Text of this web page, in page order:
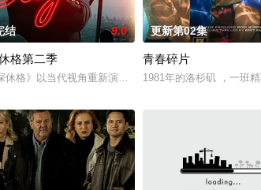
存下来，但记忆却已丧失，而地堡正从叛乱中恢复，并
结 9.0
格第二季
休格》以当代视角重新演绎了文学、电影和电视史上
更新第02集
青春碎片
1981年的洛杉矶 ，一班